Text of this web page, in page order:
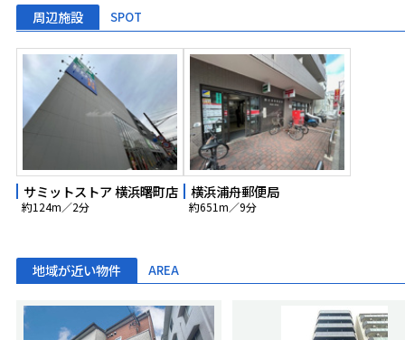
周辺施設 SPOT
サミットストア 横浜曙町店
約124m／2分
横浜浦舟郵便局
約651m／9分
地域が近い物件 AREA